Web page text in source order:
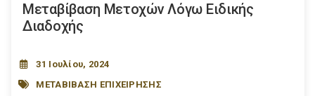
Μεταβίβαση Μετοχών Λόγω Ειδικής
Διαδοχής
31 Ιουλίου, 2024
ΜΕΤΑΒΙΒΑΣΗ ΕΠΙΧΕΙΡΗΣΗΣ